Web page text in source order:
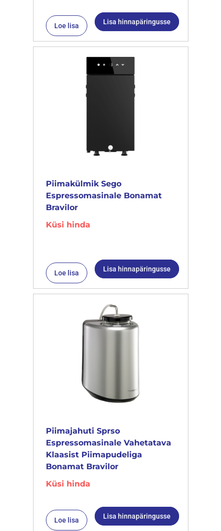
Loe lisa Lisa hinnapäringusse
Piimakülmik Sego
Espressomasinale Bonamat
Bravilor
Küsi hinda
Loe lisa Lisa hinnapäringusse
Piimajahuti Sprso
Espressomasinale Vahetatava
Klaasist Piimapudeliga
Bonamat Bravilor
Küsi hinda
Loe lisa Lisa hinnapäringusse